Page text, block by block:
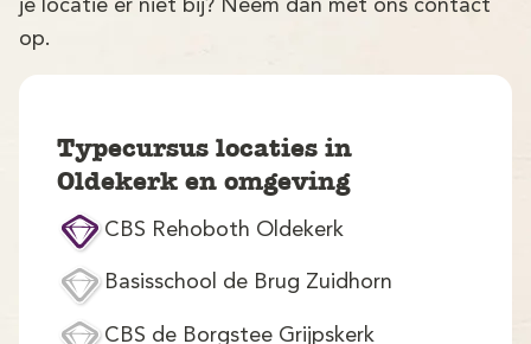
je locatie er niet bij? Neem dan met ons contact
op.
Typecursus locaties in
Oldekerk en omgeving
CBS Rehoboth Oldekerk
Basisschool de Brug Zuidhorn
CBS de Borgstee Grijpskerk